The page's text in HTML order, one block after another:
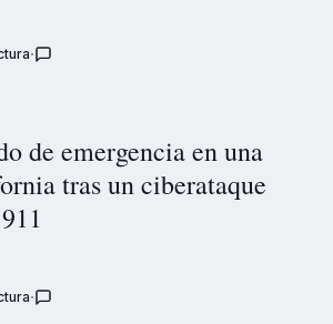
de emergencia en una
tras un ciberataque